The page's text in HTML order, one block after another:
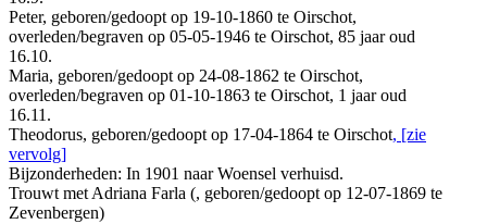
Peter, geboren/gedoopt op 19-10-1860 te Oirschot,
overleden/begraven op 05-05-1946 te Oirschot, 85 jaar oud
16.10.
Maria, geboren/gedoopt op 24-08-1862 te Oirschot,
overleden/begraven op 01-10-1863 te Oirschot, 1 jaar oud
16.11.
Theodorus, geboren/gedoopt op 17-04-1864 te Oirschot, [zie
vervolg]
Bijzonderheden: In 1901 naar Woensel verhuisd.
Trouwt met Adriana Farla (, geboren/gedoopt op 12-07-1869 te
Zevenbergen)